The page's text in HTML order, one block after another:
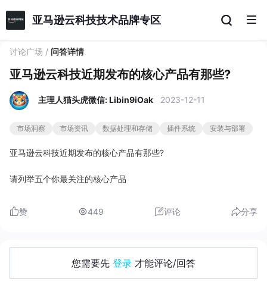
亚马逊云科技技术品牌专区
讨论广场 / 问答详情
亚马逊云科技近期发布的核心产品有那些?
主理人猫头虎微信: Libin9iOak 2023-12-11
市场洞察 市场资讯 数据处理和存储 插件系统 安装与部署
亚马逊云科技近期发布的核心产品有那些?
请列举五个你最关注的核心产品
赞 449 评论 分享
您需要先 登录 才能评论/回答